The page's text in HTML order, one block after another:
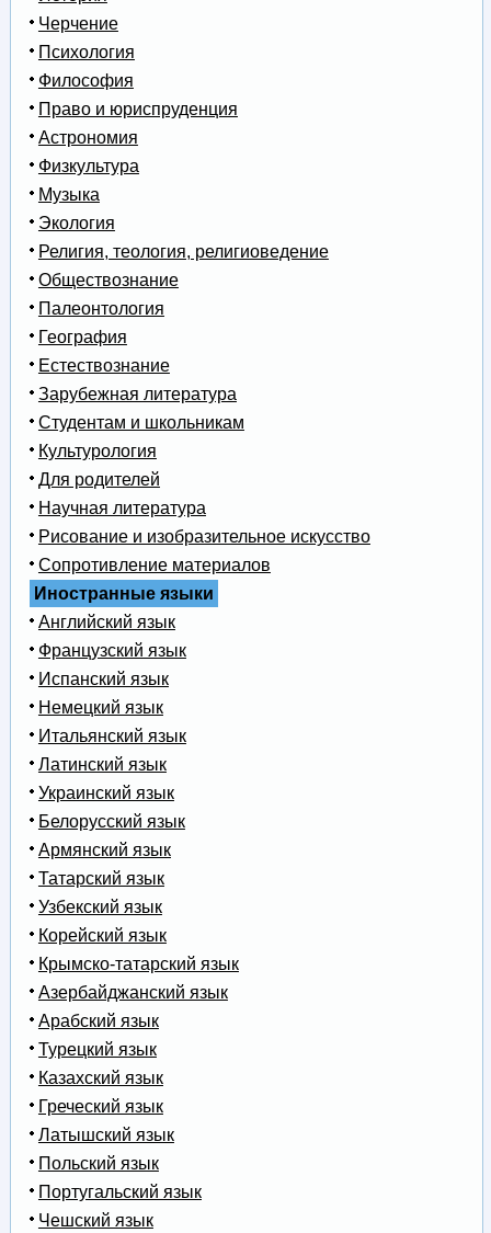
Черчение
Психология
Философия
Право и юриспруденция
Астрономия
Физкультура
Музыка
Экология
Религия, теология, религиоведение
Обществознание
Палеонтология
География
Естествознание
Зарубежная литература
Студентам и школьникам
Культурология
Для родителей
Научная литература
Рисование и изобразительное искусство
Сопротивление материалов
Иностранные языки
Английский язык
Французский язык
Испанский язык
Немецкий язык
Итальянский язык
Латинский язык
Украинский язык
Белорусский язык
Армянский язык
Татарский язык
Узбекский язык
Корейский язык
Крымско-татарский язык
Азербайджанский язык
Арабский язык
Турецкий язык
Казахский язык
Греческий язык
Латышский язык
Польский язык
Португальский язык
Чешский язык